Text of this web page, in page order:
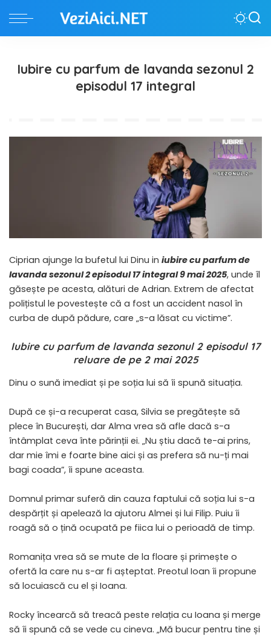
Iubire cu parfum de lavanda sezonul 2
episodul 17 integral
Ciprian ajunge la bufetul lui Dinu in iubire cu parfum de
lavanda sezonul 2 episodul 17 integral 9 mai 2025, unde îl
găsește pe acesta, alături de Adrian. Extrem de afectat
polițistul le povestește că a fost un accident nasol în
curba de după pădure, care „s-a lăsat cu victime”.
Iubire cu parfum de lavanda sezonul 2 episodul 17
reluare de pe 2 mai 2025
Dinu o sună imediat și pe soția lui să îi spună situația.
După ce și-a recuperat casa, Silvia se pregătește să
plece în București, dar Alma vrea să afle dacă s-a
întâmplat ceva înte părinții ei. „Nu știu dacă te-ai prins,
dar mie îmi e foarte bine aici și as prefera să nu-ți mai
bagi coada”, îi spune aceasta.
Domnul primar suferă din cauza faptului că soția lui s-a
despărțit și apelează la ajutoru Almei și lui Filip. Puiu îi
roagă să o țină ocupată pe fiica lui o perioadă de timp.
Romanița vrea să se mute de la floare și primește o
ofertă la care nu s-ar fi așteptat. Preotul Ioan îi propune
să locuiască cu el și Ioana.
Rocky încearcă să treacă peste relația cu Ioana și merge
să îi spună că se vede cu cineva. „Mă bucur pentru tine și